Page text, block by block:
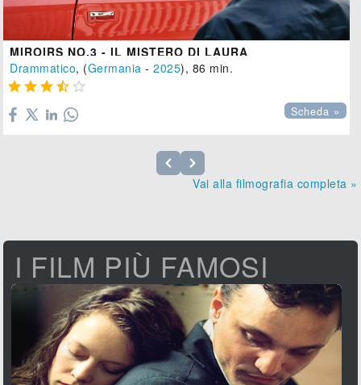
MIROIRS NO.3 - IL MISTERO DI LAURA
Drammatico, (Germania -2025), 86 min.
    
Scheda »
Vai alla filmografia completa »
I FILM PIÙ FAMOSI